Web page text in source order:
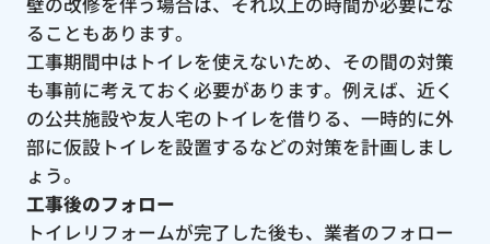
ることもあります。
工事期間中はトイレを使えないため、その間の対策
も事前に考えておく必要があります。例えば、近く
の公共施設や友人宅のトイレを借りる、一時的に外
部に仮設トイレを設置するなどの対策を計画しまし
ょう。
工事後のフォロー
トイレリフォームが完了した後も、業者のフォロー